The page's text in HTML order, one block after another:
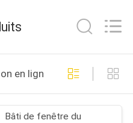
en ligne
Bâti de fenêtre du